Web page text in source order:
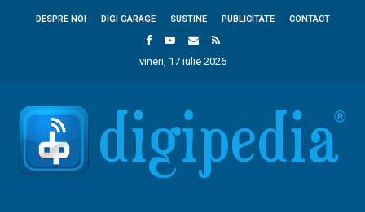
DESPRE NOI DIGI GARAGE SUSTINE PUBLICITATE CONTACT
vineri, 17 iulie 2026